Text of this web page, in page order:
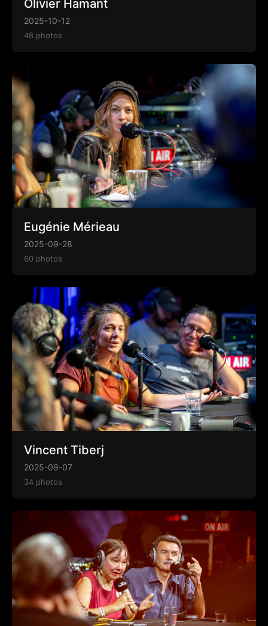
Olivier Hamant
2025-10-12
48 photos
Eugénie Mérieau
2025-09-28
60 photos
Vincent Tiberj
2025-09-07
34 photos